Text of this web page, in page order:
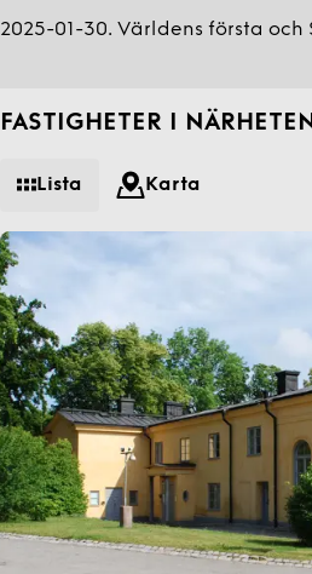
2025-01-30. Världens första
FASTIGHETER I NÄRHETEN
Lista Karta